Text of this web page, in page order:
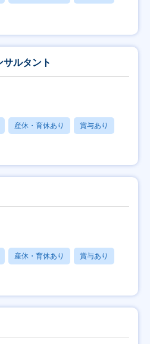
ルタント
産休・育休あり 賞与あり
産休・育休あり 賞与あり